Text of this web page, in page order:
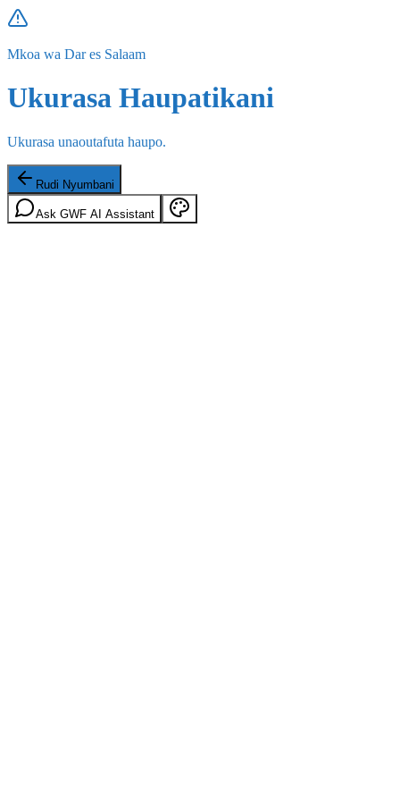
Mkoa wa Dar es Salaam
Ukurasa Haupatikani
Ukurasa unaoutafuta haupo.
Rudi Nyumbani
Ask GWF AI Assistant